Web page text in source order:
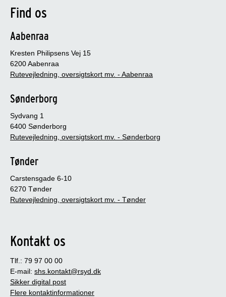
Find os
Aabenraa
Kresten Philipsens Vej 15
6200 Aabenraa
Rutevejledning, oversigtskort mv. - Aabenraa
Sønderborg
Sydvang 1
6400 Sønderborg
Rutevejledning, oversigtskort mv. - Sønderborg
Tønder
Carstensgade 6-10
6270 Tønder
Rutevejledning, oversigtskort mv. - Tønder
Kontakt os
Tlf.: 79 97 00 00
E-mail: shs.kontakt@rsyd.dk
Sikker digital post
Flere kontaktinformationer